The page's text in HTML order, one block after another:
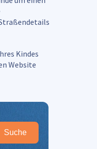
Kindes
Website
Suche